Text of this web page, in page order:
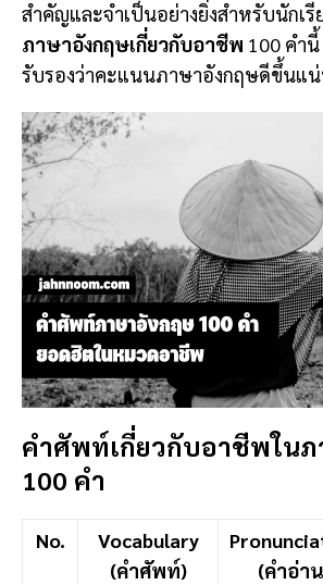
สำคัญและจำเป็นอย่างยิ่งสำหรับนักเ
ภาษาอังกฤษเกี่ยวกับอาชีพ 100 คำ
รับรองว่าคะแนนภาษาอังกฤษดีขึ้นแ
คำศัพท์เกี่ยวกับอาชีพใน
100 คำ
No.
Vocabulary
(คำศัพท์)
(คำอ่า